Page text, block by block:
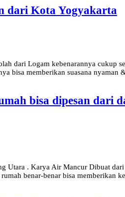
dari Kota Yogyakarta
dari Logam kebenarannya cukup
bisa memberikan suasana nyaman
bisa dipesan dari
Utara . Karya Air Mancur Dibuat
benar-benar bisa memberikan